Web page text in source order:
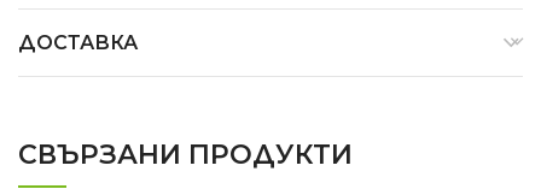
ДОСТАВКА
СВЪРЗАНИ ПРОДУКТИ